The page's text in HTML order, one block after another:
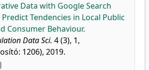
Data with Google Search
Tendencies in Local Public
Consumer Behaviour.
Data Sci. 4 (3), 1,
1206), 2019.